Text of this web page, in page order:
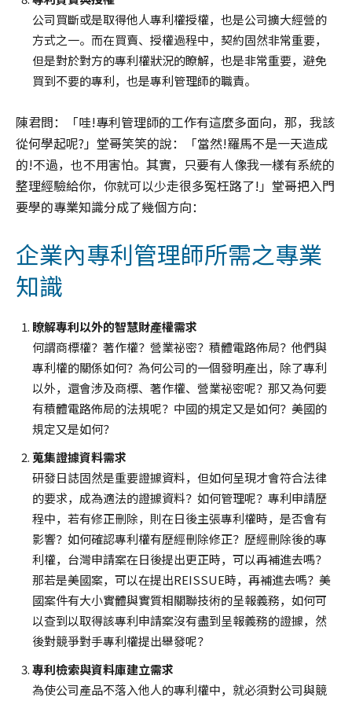
公司買斷或是取得他人專利權授權，也是公司擴大經營的
方式之一。而在買賣、授權過程中，契約固然非常重要，
但是對於對方的專利權狀況的瞭解，也是非常重要，避免
買到不要的專利，也是專利管理師的職責。
陳君問：「哇!專利管理師的工作有這麼多面向，那，我該
從何學起呢?」堂哥笑笑的說：「當然!羅馬不是一天造成
的!不過，也不用害怕。其實，只要有人像我一樣有系統的
整理經驗給你，你就可以少走很多冤枉路了!」堂哥把入門
要學的專業知識分成了幾個方向：
企業內專利管理師所需之專業
知識
瞭解專利以外的智慧財產權需求
何謂商標權？著作權？營業祕密？積體電路佈局？他們與
專利權的關係如何？為何公司的一個發明產出，除了專利
以外，還會涉及商標、著作權、營業祕密呢？那又為何要
有積體電路佈局的法規呢？中國的規定又是如何？美國的
規定又是如何？
蒐集證據資料需求
研發日誌固然是重要證據資料，但如何呈現才會符合法律
的要求，成為適法的證據資料？如何管理呢？專利申請歷
程中，若有修正刪除，則在日後主張專利權時，是否會有
影響？如何確認專利權有歷經刪除修正？歷經刪除後的專
利權，台灣申請案在日後提出更正時，可以再補進去嗎？
那若是美國案，可以在提出REISSUE時，再補進去嗎？美
國案件有大小實體與實質相關聯技術的呈報義務，如何可
以查到以取得該專利申請案沒有盡到呈報義務的證據，然
後對競爭對手專利權提出舉發呢？
專利檢索與資料庫建立需求
為使公司產品不落入他人的專利權中，就必須對公司與競